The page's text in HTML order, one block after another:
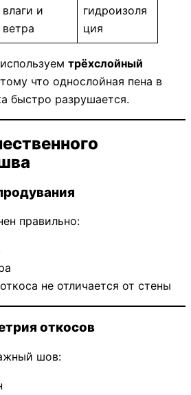
влаги и
ветра
гидроизоля
ция
трёхслойный
что однослойная пена в
быстро разрушается.
правильно:
не отличается от стены
откосов
шов: